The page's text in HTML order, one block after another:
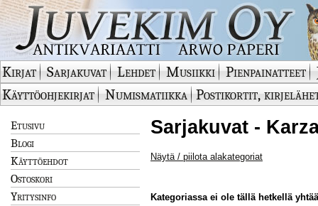
Kirjat Sarjakuvat Lehdet Musiikki Pienpainatteet
Käyttöohjekirjat
Numismatiikka Postikortit,
Etusivu
Blogi
Käyttöehdot
Ostoskori
Yritysinfo
Sarjakuvat -
Näytä / piilota alakategoriat
Kategoriassa ei ole tällä hetkellä